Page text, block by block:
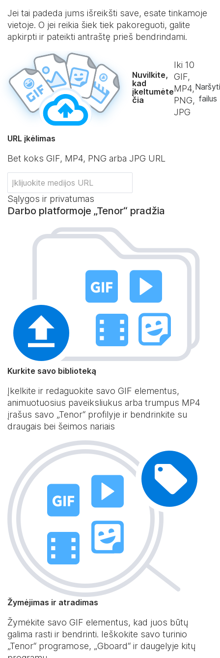
Jei tai padeda jums išreikšti save, esate tinkamoje
vietoje. O jei reikia šiek tiek pakoreguoti, galite
apkirpti ir pateikti antraštę prieš bendrindami.
Nuvilkite,
kad
įkeltumėte
čia
Iki 10
GIF,
MP4,
PNG,
JPG
Naršyti
failus
URL įkėlimas
Bet koks GIF, MP4, PNG arba JPG URL
Sąlygos ir privatumas
Darbo platformoje „Tenor“ pradžia
Kurkite savo biblioteką
Įkelkite ir redaguokite savo GIF elementus,
animuotuosius paveiksliukus arba trumpus MP4
įrašus savo „Tenor“ profilyje ir bendrinkite su
draugais bei šeimos nariais
Žymėjimas ir atradimas
Žymėkite savo GIF elementus, kad juos būtų
galima rasti ir bendrinti. Ieškokite savo turinio
„Tenor“ programose, „Gboard“ ir daugelyje kitų